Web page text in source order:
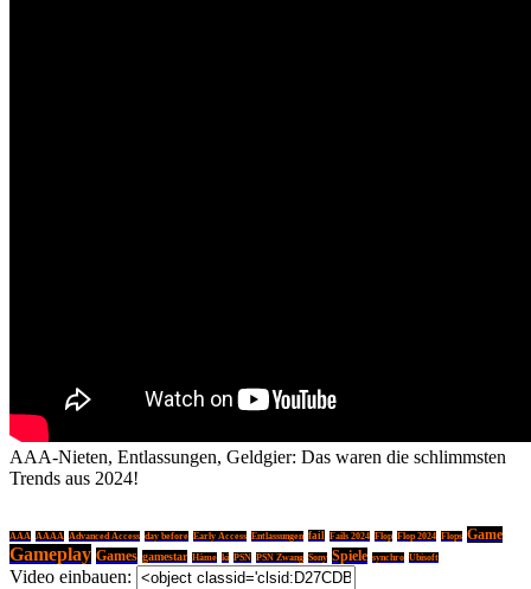
AAA-Nieten, Entlassungen, Geldgier: Das waren die schlimmsten
Trends aus 2024!
AAA AAAA Advanced Access day before Early Access Entlassungen fail Fails 2024 Flop Flop 2024 Flops Game
Gameplay Games gamestar Häme ki PSN PSN Zwang Sony Spiele synchro Ubisoft
Video einbauen: